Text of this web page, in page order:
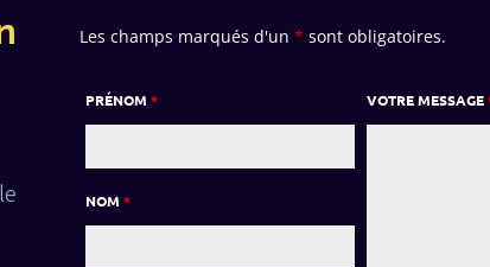
Les champs marqués d'un* sont obligatoires.
PRÉNOM*
NOM*
VOTRE MESSAGE